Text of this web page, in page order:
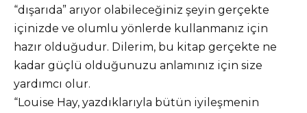
“dışarıda” arıyor olabileceğiniz şeyin gerçekte
içinizde ve olumlu yönlerde kullanmanız için
hazır olduğudur. Dilerim, bu kitap gerçekte ne
kadar güçlü olduğunuzu anlamınız için size
yardımcı olur.
“Louise Hay, yazdıklarıyla bütün iyileşmenin